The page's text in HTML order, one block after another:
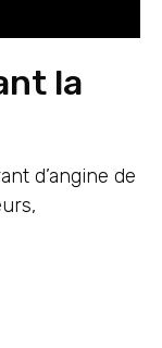
la
d’angine de